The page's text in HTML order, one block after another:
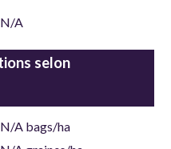
N/A
selon
N/A bags/ha